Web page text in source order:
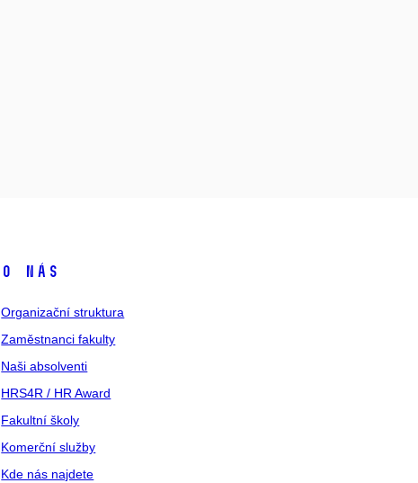
O nás
Organizační struktura
Zaměstnanci fakulty
Naši absolventi
HRS4R / HR Award
Fakultní školy
Komerční služby
Kde nás najdete